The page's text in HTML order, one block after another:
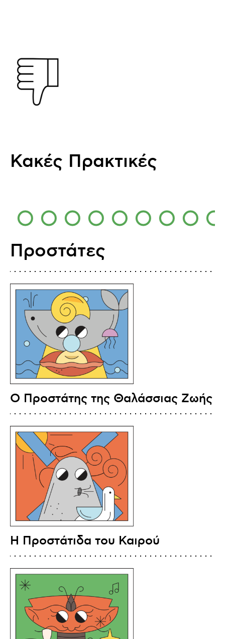
Κακές Πρακτικές
Προστάτες
O Προστάτης της Θαλάσσιας Ζωής
Η Προστάτιδα του Καιρού